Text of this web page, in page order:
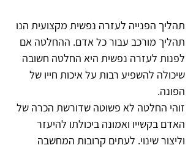
תהליך הפנייה לעזרה נפשית מקצועית הנו
תהליך מורכב עבור כל אדם. ההחלטה אם
לפנות לעזרה נפשית היא החלטה חשובה
שיכולה להשפיע רבות על איכות חייו של
הפונה.
זוהי החלטה לא פשוטה שדורשת הכרה של
האדם בקשייו ואמונה ביכולתו להיעזר
וליצור שינוי. לעתים קרובות המחשבה